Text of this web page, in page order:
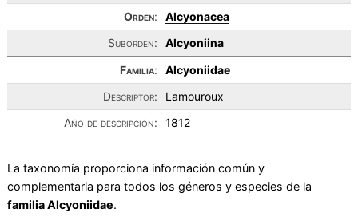
Orden:
Alcyonacea
Suborden:
Alcyoniina
Familia:
Alcyoniidae
Descriptor:
Lamouroux
Año de descripción:
1812
La taxonomía proporciona información común y
complementaria para todos los géneros y especies de la
familia Alcyoniidae.